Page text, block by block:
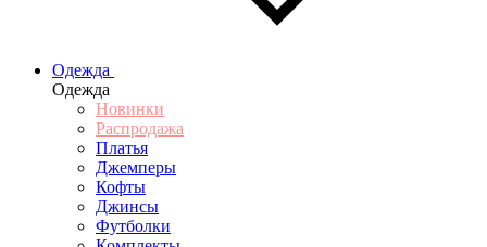
Одежда
Одежда
Новинки
Распродажа
Платья
Джемперы
Кофты
Джинсы
Футболки